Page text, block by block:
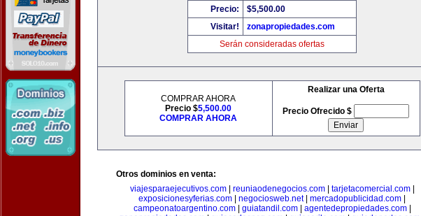
Precio:
$5,500.00
Visitar!
zonapropiedades.com
Serán consideradas ofertas
COMPRAR AHORA
Precio $5,500.00
COMPRAR AHORA
Realizar una Oferta
Precio Ofrecido $
Otros dominios en venta:
viajesparaejecutivos.com| reuniaodenegocios.com| tarjetacomercial.com|
exposicionesyferias.com
negociosweb.net| mercadopublicidad.com
campeonatoargentino.com| guiatandil.com| agentedepropiedades.com|